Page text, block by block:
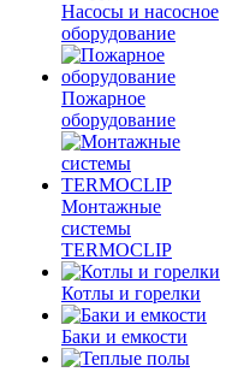
Насосы и насосное
оборудование
Пожарное
оборудование
Монтажные
системы
TERMOCLIP
Котлы и горелки
Баки и емкости